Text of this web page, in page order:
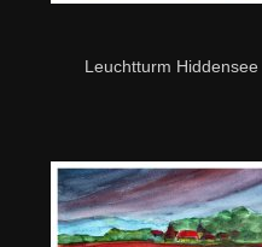
Leuchtturm Hiddensee